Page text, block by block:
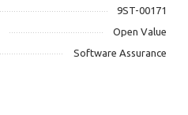
9ST-00171
Open Value
Software Assurance